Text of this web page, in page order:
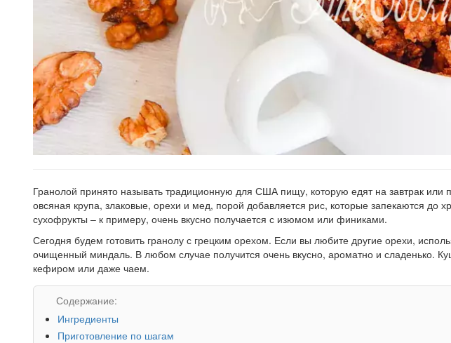
Гранолой принято называть традиционную для США пищу, которую едят на завтрак или
овсяная крупа, злаковые, орехи и мед, порой добавляется рис, которые запекаются до
сухофрукты – к примеру, очень вкусно получается с изюмом или финиками.
Сегодня будем готовить гранолу с грецким орехом. Если вы любите другие орехи,
очищенный миндаль. В любом случае получится очень вкусно, ароматно и сладенько.
кефиром или даже чаем.
Содержание:
Ингредиенты
Приготовление по шагам